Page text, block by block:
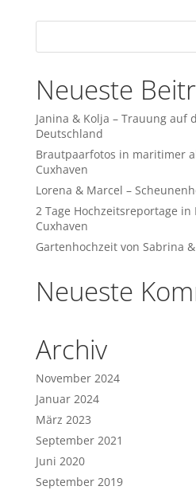
Neueste
Janina & Kolja – Trauung auf
Deutschland
Brautpaarfotos in maritimer
Cuxhaven
Lorena & Marcel –
2 Tage Hochzeitsreportage
Cuxhaven
Gartenhochzeit von Sabrina
Neueste
Archiv
November 2024
Januar 2024
März 2023
September 2021
Juni 2020
September 2019